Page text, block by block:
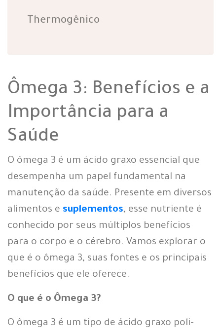
Ômega 3: Benefícios e a
Importância para a
Saúde
O ômega 3 é um ácido graxo essencial que
desempenha um papel fundamental na
manutenção da saúde. Presente em diversos
alimentos e suplementos, esse nutriente é
conhecido por seus múltiplos benefícios
para o corpo e o cérebro. Vamos explorar o
que é o ômega 3, suas fontes e os principais
benefícios que ele oferece.
O que é o Ômega 3?
O ômega 3 é um tipo de ácido graxo poli-
Thermogênico